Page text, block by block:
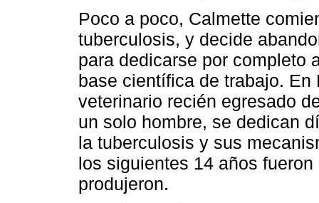
Poco a poco, Calmette
tuberculosis, y decide
para dedicarse por completo
base científica de trabajo.
veterinario recién egresado
un solo hombre, se dedican
la tuberculosis y sus
los siguientes 14 años
produjeron.